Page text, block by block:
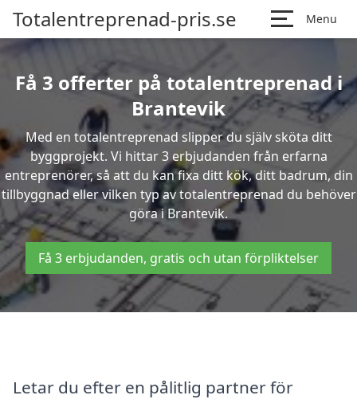
Totalentreprenad-pris.se Menu
Få 3 offerter på totalentreprenad i
Brantevik
Med en totalentreprenad slipper du själv sköta ditt
byggprojekt. Vi hittar 3 erbjudanden från erfarna
entreprenörer, så att du kan fixa ditt kök, ditt badrum, din
tillbyggnad eller vilken typ av totalentreprenad du behöver
göra i Brantevik.
Få 3 erbjudanden, gratis och utan förpliktelser
Letar du efter en pålitlig partner för